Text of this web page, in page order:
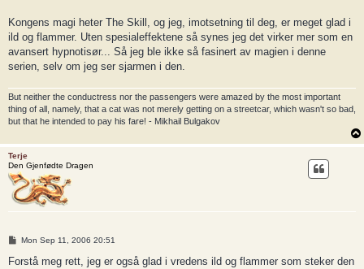
Kongens magi heter The Skill, og jeg, imotsetning til deg, er meget glad i
ild og flammer. Uten spesialeffektene så synes jeg det virker mer som en
avansert hypnotisør... Så jeg ble ikke så fasinert av magien i denne
serien, selv om jeg ser sjarmen i den.
But neither the conductress nor the passengers were amazed by the most important
thing of all, namely, that a cat was not merely getting on a streetcar, which wasn't so bad,
but that he intended to pay his fare! - Mikhail Bulgakov
Terje
Den Gjenfødte Dragen
P
s
Mon Sep 11, 2006 20:51
Forstå meg rett, jeg er også glad i vredens ild og flammer som steker den